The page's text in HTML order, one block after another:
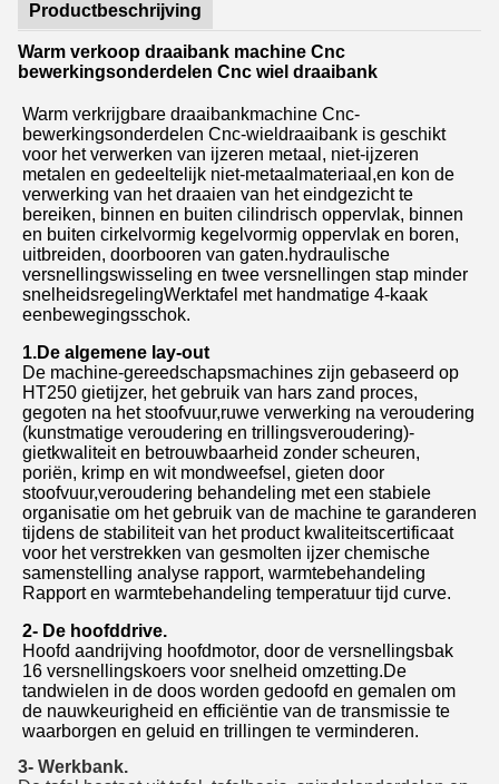
Productbeschrijving
Warm verkoop draaibank machine Cnc
bewerkingsonderdelen Cnc wiel draaibank
Warm verkrijgbare draaibankmachine Cnc-
bewerkingsonderdelen Cnc-wieldraaibank is geschikt
voor het verwerken van ijzeren metaal, niet-ijzeren
metalen en gedeeltelijk niet-metaalmateriaal,en kon de
verwerking van het draaien van het eindgezicht te
bereiken, binnen en buiten cilindrisch oppervlak, binnen
en buiten cirkelvormig kegelvormig oppervlak en boren,
uitbreiden, doorbooren van gaten.hydraulische
versnellingswisseling en twee versnellingen stap minder
snelheidsregelingWerktafel met handmatige 4-kaak
eenbewegingsschok.
1.De algemene lay-out
De machine-gereedschapsmachines zijn gebaseerd op
HT250 gietijzer, het gebruik van hars zand proces,
gegoten na het stoofvuur,ruwe verwerking na veroudering
(kunstmatige veroudering en trillingsveroudering)-
gietkwaliteit en betrouwbaarheid zonder scheuren,
poriën, krimp en wit mondweefsel, gieten door
stoofvuur,veroudering behandeling met een stabiele
organisatie om het gebruik van de machine te garanderen
tijdens de stabiliteit van het product kwaliteitscertificaat
voor het verstrekken van gesmolten ijzer chemische
samenstelling analyse rapport, warmtebehandeling
Rapport en warmtebehandeling temperatuur tijd curve.
2- De hoofddrive.
Hoofd aandrijving hoofdmotor, door de versnellingsbak
16 versnellingskoers voor snelheid omzetting.De
tandwielen in de doos worden gedoofd en gemalen om
de nauwkeurigheid en efficiëntie van de transmissie te
waarborgen en geluid en trillingen te verminderen.
3- Werkbank.